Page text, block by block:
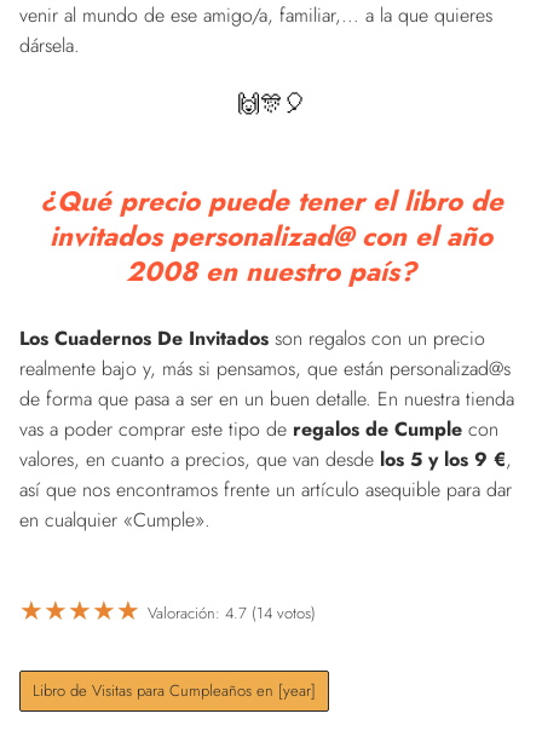
venir al mundo de ese amigo/a, familiar,... a la que quieres
dársela.
🙌🎊🎈
¿Qué precio puede tener el libro de
invitados personalizad@ con el año
2008 en nuestro país?
Los Cuadernos De Invitados son regalos con un precio
realmente bajo y, más si pensamos, que están personalizad@s
de forma que pasa a ser en un buen detalle. En nuestra tienda
vas a poder comprar este tipo de regalos de Cumple con
valores, en cuanto a precios, que van desde los 5 y los 9 €,
así que nos encontramos frente un artículo asequible para dar
en cualquier «Cumple».
★★★★★ Valoración: 4.7 (14 votos)
Libro de Visitas para Cumpleaños en [year]